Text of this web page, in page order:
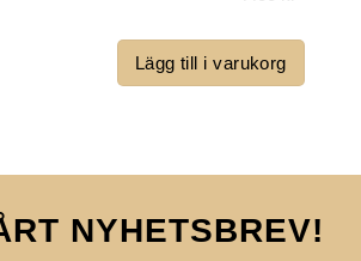
Lägg till i varukorg
NYHETSBREV!